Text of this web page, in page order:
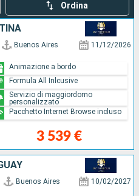
Ordina
Buenos Aires 11/12/2026
3 539 €
Animazione a bordo
Formula All Inlcusive
Servizio di maggiordomo
personalizzato
Pacchetto Internet Browse incluso
Buenos Aires 10/02/2027